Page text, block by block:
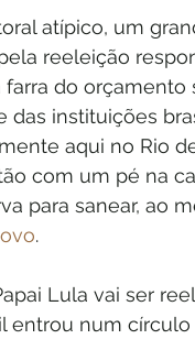
atípico, um
reeleição
farra do
das instituições
aqui no Rio
com um pé na
para sanear, ao
.
Lula vai ser
entrou num